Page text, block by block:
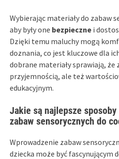
Wybierając materiały do zabaw
aby były one bezpieczne i
Dzięki temu maluchy mogą
doznania, co jest kluczowe dla
dobrane materiały sprawiają, że
przyjemnością, ale też
edukacyjnym.
Jakie są najlepsze
zabaw sensorycznych do
Wprowadzenie zabaw
dziecka może być fascynującym